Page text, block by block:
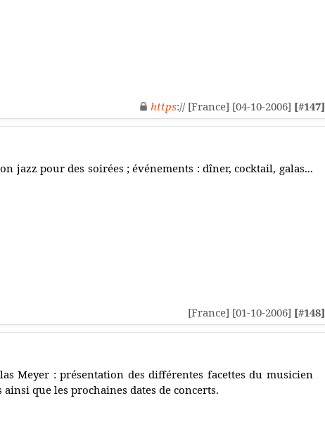
https:// [France] [04-10-2006] [#147]
jazz pour des soirées ; événements : dîner, cocktail, galas...
[France] [01-10-2006] [#148]
Meyer : présentation des différentes facettes du musicien
que les prochaines dates de concerts.